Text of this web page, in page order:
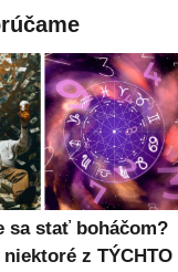
sa stať boháčom?
z TÝCHTO